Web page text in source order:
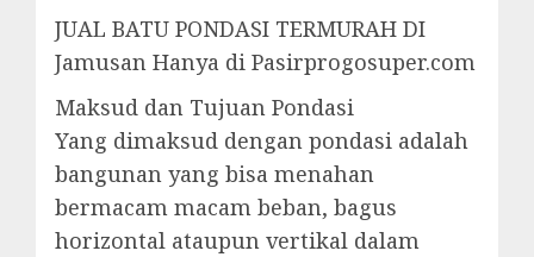
JUAL BATU PONDASI TERMURAH DI
Jamusan Hanya di Pasirprogosuper.com
Maksud dan Tujuan Pondasi
Yang dimaksud dengan pondasi adalah
bangunan yang bisa menahan
bermacam macam beban, bagus
horizontal ataupun vertikal dalam